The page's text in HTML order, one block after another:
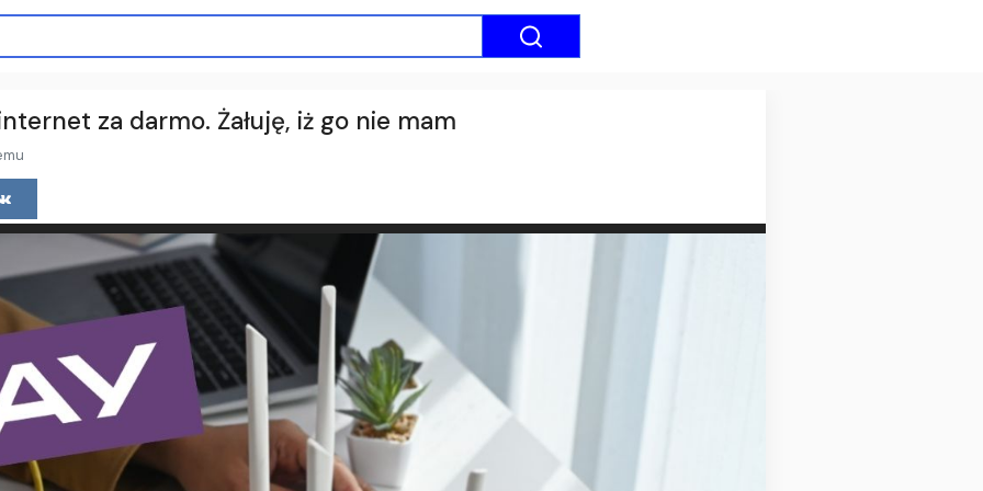
za darmo. Żałuję, iż go nie mam